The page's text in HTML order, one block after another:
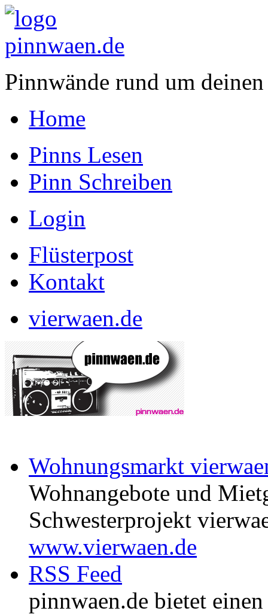
Pinnwände rund um
Home
Pinns Lesen
Pinn Schreiben
Login
Flüsterpost
Kontakt
vierwaen.de
Wohnungsmarkt
Wohnangebote und
Schwesterprojekt
www.vierwaen.de
RSS Feed
pinnwaen.de bietet